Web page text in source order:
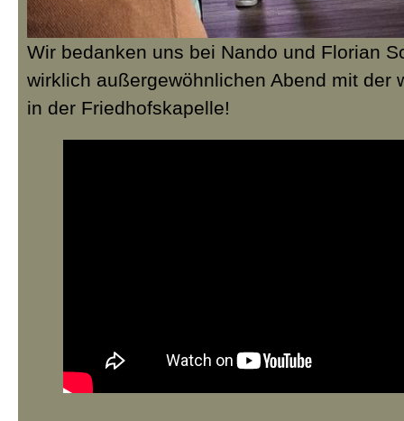
Wir bedanken uns bei Nando und Florian
wirklich außergewöhnlichen Abend mit der
in der Friedhofskapelle!